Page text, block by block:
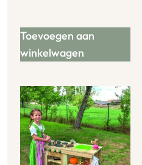
Toevoegen aan
winkelwagen